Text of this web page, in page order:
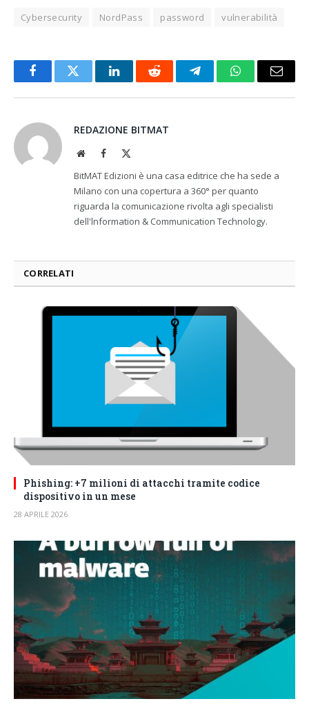
Cybersecurity NordPass password vulnerabilità
FacebookTwitter LinkedInReddit TelegramWhatsAppEmail
REDAZIONE BITMAT
WebsiteFacebook
BitMAT Edizioni è una casa editrice che ha sede a
Milano con una copertura a 360° per quanto
riguarda la comunicazione rivolta agli specialisti
dell'lnformation & Communication Technology.
CORRELATI
Phishing: +7 milioni di attacchi tramite codice
dispositivo in un mese
28 APRILE 2026